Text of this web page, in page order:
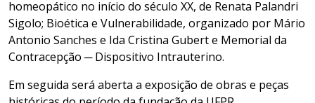
homeopático no início do século XX, de Renata Palandri
Sigolo; Bioética e Vulnerabilidade, organizado por Mário
Antonio Sanches e Ida Cristina Gubert e Memorial da
Contracepção ─ Dispositivo Intrauterino.
Em seguida será aberta a exposição de obras e peças